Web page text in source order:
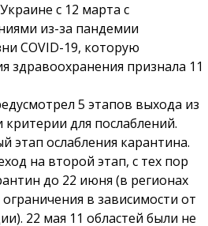
с 12 марта с
из-за пандемии
COVID-19, которую
здравоохранения признала 11
5 этапов выхода из
для послаблений.
этап ослабления карантина.
на второй этап, с тех пор
до 22 июня (в регионах
в зависимости от
22 мая 11 областей были не